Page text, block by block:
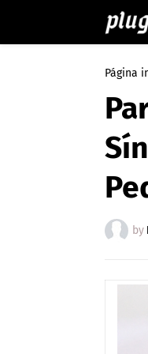
Página
by